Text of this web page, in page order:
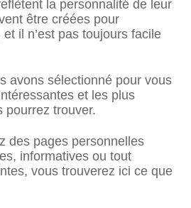
la personnalité de leur
être créées pour
il n’est pas toujours facile
avons sélectionné pour vous
et les plus
pourrez trouver.
des pages personnelles
informatives ou tout
vous trouverez ici ce que